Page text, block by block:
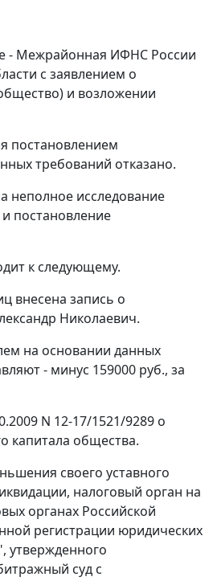
- Межрайонная ИФНС России
с заявлением о
и возложении
постановлением
требований отказано.
неполное исследование
постановление
к следующему.
внесена запись о
Николаевич.
на основании данных
- минус 159000 руб., за
N 12-17/1521/9289 о
капитала общества.
своего уставного
налоговый орган на
органах Российской
регистрации юридических
утвержденного
суд с